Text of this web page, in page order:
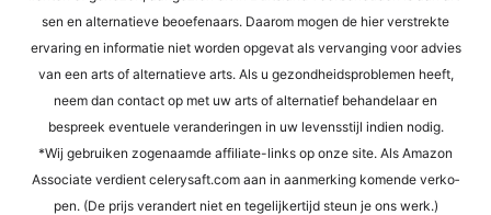
sen en alter­na­tie­ve beoefen­aars. Daa­rom mogen de hier ver­st­rek­te
erva­ring en infor­ma­tie niet wor­den opge­vat als ver­van­ging voor advies
van een arts of alter­na­tie­ve arts. Als u gezond­heids­pro­ble­men heeft,
neem dan cont­act op met uw arts of alter­na­tief behan­del­a­ar en
bespreek even­tue­le ver­an­de­rin­gen in uw levens­sti­jl indi­en nodig.
*Wij gebrui­ken zogen­aam­de affi­lia­te-links op onze site. Als Ama­zon
Asso­cia­te ver­dient cele​ry​saft​.com aan in aan­mer­king komen­de ver­ko­
pen. (De prijs ver­an­dert niet en tege­li­jker­tijd steun je ons werk.)